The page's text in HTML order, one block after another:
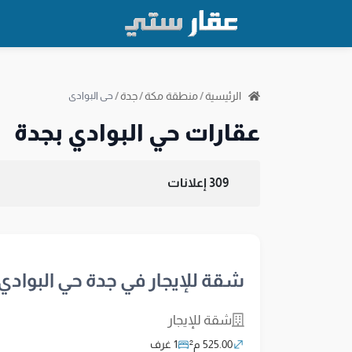
الرئيسية/منطقة مكة/جدة/ حي البوادي
عقارات حي البوادي بجدة
309 إعلانات
شقة للإيجار في جدة حي
شقة للإيجار
525.00 م² 1 غرف